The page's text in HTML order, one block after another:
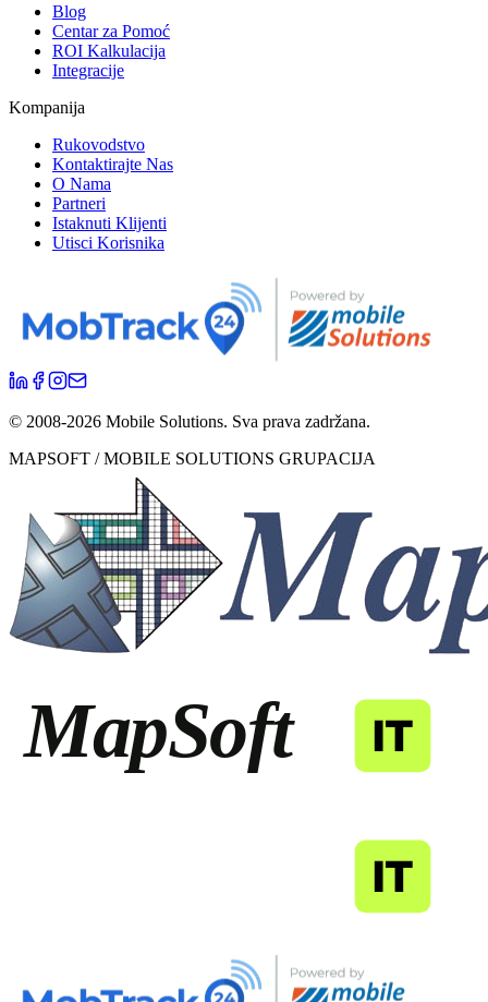
Blog
Centar za Pomoć
ROI Kalkulacija
Integracije
Kompanija
Rukovodstvo
Kontaktirajte Nas
O Nama
Partneri
Istaknuti Klijenti
Utisci Korisnika
© 2008-2026 Mobile Solutions. Sva prava zadržana.
MAPSOFT / MOBILE SOLUTIONS GRUPACIJA
MapSoft IT
IT